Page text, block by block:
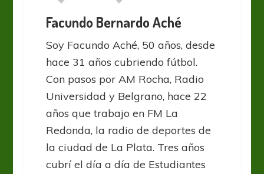
Facundo Bernardo Aché
Soy Facundo Aché, 50 años, desde
hace 31 años cubriendo fútbol.
Con pasos por AM Rocha, Radio
Universidad y Belgrano, hace 22
años que trabajo en FM La
Redonda, la radio de deportes de
la ciudad de La Plata. Tres años
cubrí el día a día de Estudiantes